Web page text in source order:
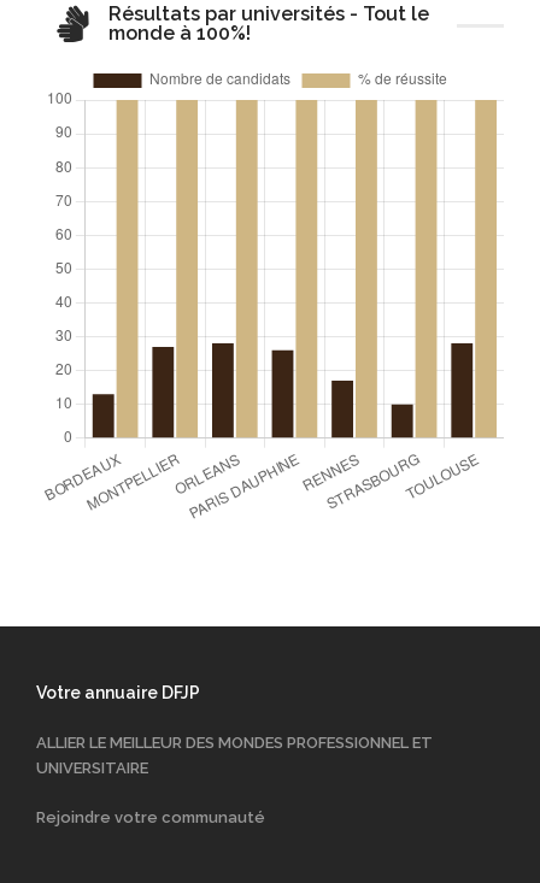
Résultats par universités - Tout le
monde à 100%!
Votre annuaire DFJP
ALLIER LE MEILLEUR DES MONDES PROFESSIONNEL ET
UNIVERSITAIRE
Rejoindre votre communauté